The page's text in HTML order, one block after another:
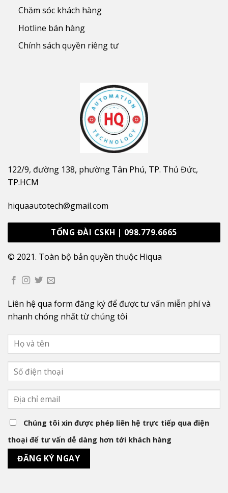
Chăm sóc khách hàng
Hotline bán hàng
Chính sách quyền riêng tư
122/9, đường 138, phường Tân Phú, TP. Thủ Đức,
TP.HCM
hiquaautotech@gmail.com
TỔNG ĐÀI CSKH | 098.779.6665
© 2021. Toàn bộ bản quyền thuộc Hiqua
Liên hệ qua form đăng ký để được tư vấn miễn phí và
nhanh chóng nhất từ chúng tôi
Chúng tôi xin được phép liên hệ trực tiếp qua điện
thoại để tư vấn dễ dàng hơn tới khách hàng